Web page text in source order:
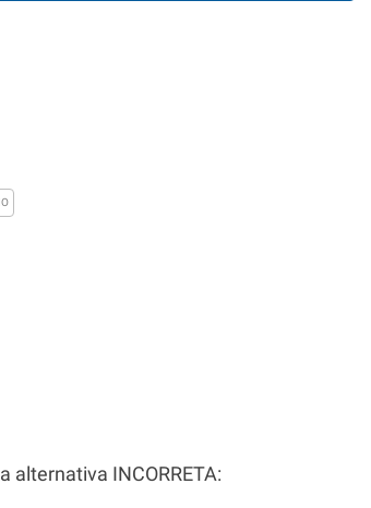
alternativa INCORRETA: